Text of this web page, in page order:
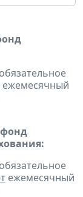
ежемесячный
ежемесячный